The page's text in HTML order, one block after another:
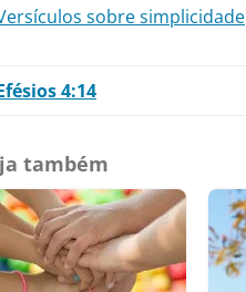
sobre simplicidade
4:14
também